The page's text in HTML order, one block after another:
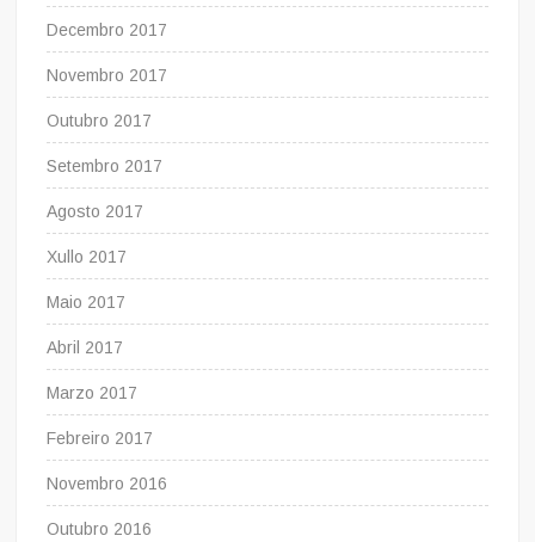
Decembro 2017
Novembro 2017
Outubro 2017
Setembro 2017
Agosto 2017
Xullo 2017
Maio 2017
Abril 2017
Marzo 2017
Febreiro 2017
Novembro 2016
Outubro 2016